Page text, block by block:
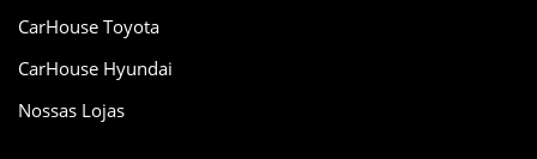
CarHouse Toyota
CarHouse Hyundai
Nossas Lojas